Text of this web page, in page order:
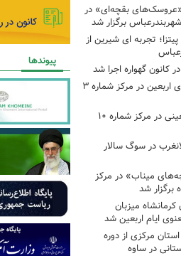
«عروسک‌های بقچه‌ای» در
برگزار شد
تجربه ای شیرین از
کانون گهواره اجرا شد
اجرای برنامه‌هایی برای اربعین در مرکز شماره ۳
اجرای برنامه‌های اربعینی در مرکز شماره ۱۰
در سوگ سالار
میناب» در مرکز
۱۳ کانون کرمانشاه میزبان
ایام اربعین شد
مرکزی از دوره
در ساوه
پیوندها